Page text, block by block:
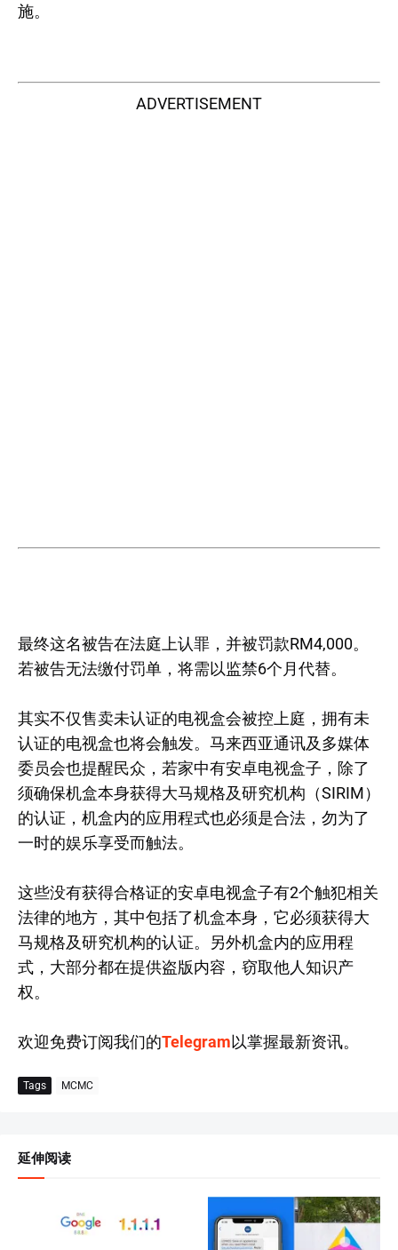
施。
ADVERTISEMENT
最终这名被告在法庭上认罪，并被罚款RM4,000。
若被告无法缴付罚单，将需以监禁6个月代替。
其实不仅售卖未认证的电视盒会被控上庭，拥有未
认证的电视盒也将会触发。马来西亚通讯及多媒体
委员会也提醒民众，若家中有安卓电视盒子，除了
须确保机盒本身获得大马规格及研究机构（SIRIM）
的认证，机盒内的应用程式也必须是合法，勿为了
一时的娱乐享受而触法。
这些没有获得合格证的安卓电视盒子有2个触犯相关
法律的地方，其中包括了机盒本身，它必须获得大
马规格及研究机构的认证。另外机盒内的应用程
式，大部分都在提供盗版内容，窃取他人知识产
权。
欢迎免费订阅我们的Telegram以掌握最新资讯。
Tags MCMC
延伸阅读